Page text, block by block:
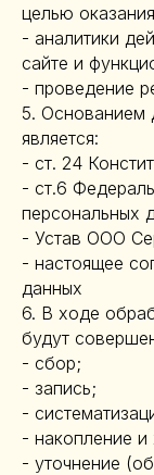
целью
- аналитики
сайте и
- проведение
5. Основанием
является:
- ст. 24
- ст.6
персональных
- Устав ООО
- настоящее
данных
6. В ходе
будут
- сбор;
- запись;
-
- накопление и
- уточнение